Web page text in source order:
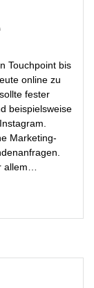
Touchpoint bis
online zu
fester
beispielsweise
Marketing-
allem…